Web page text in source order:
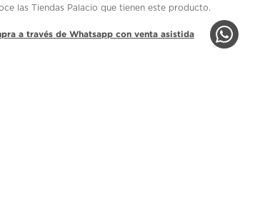
las Tiendas Palacio que tienen este producto.
a través de Whatsapp con venta asistida